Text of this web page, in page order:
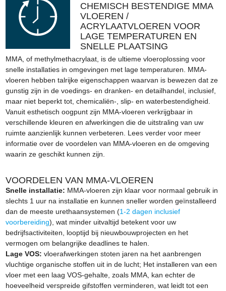
CHEMISCH BESTENDIGE MMA
VLOEREN /
ACRYLAATVLOEREN VOOR
LAGE TEMPERATUREN EN
SNELLE PLAATSING
MMA, of methylmethacrylaat, is de ultieme vloeroplossing voor
snelle installaties in omgevingen met lage temperaturen. MMA-
vloeren hebben talrijke eigenschappen waarvan is bewezen dat ze
gunstig zijn in de voedings- en dranken- en detailhandel, inclusief,
maar niet beperkt tot, chemicaliën-, slip- en waterbestendigheid.
Vanuit esthetisch oogpunt zijn MMA-vloeren verkrijgbaar in
verschillende kleuren en afwerkingen die de uitstraling van uw
ruimte aanzienlijk kunnen verbeteren. Lees verder voor meer
informatie over de voordelen van MMA-vloeren en de omgeving
waarin ze geschikt kunnen zijn.
VOORDELEN VAN MMA-VLOEREN
Snelle installatie: MMA-vloeren zijn klaar voor normaal gebruik in
slechts 1 uur na installatie en kunnen sneller worden geïnstalleerd
dan de meeste urethaansystemen (1-2 dagen inclusief
voorbereiding), wat minder uitvaltijd betekent voor uw
bedrijfsactiviteiten, looptijd bij nieuwbouwprojecten en het
vermogen om belangrijke deadlines te halen.
Lage VOS: vloerafwerkingen stoten jaren na het aanbrengen
vluchtige organische stoffen uit in de lucht; Het installeren van een
vloer met een laag VOS-gehalte, zoals MMA, kan echter de
hoeveelheid verspreide gifstoffen verminderen, wat leidt tot een